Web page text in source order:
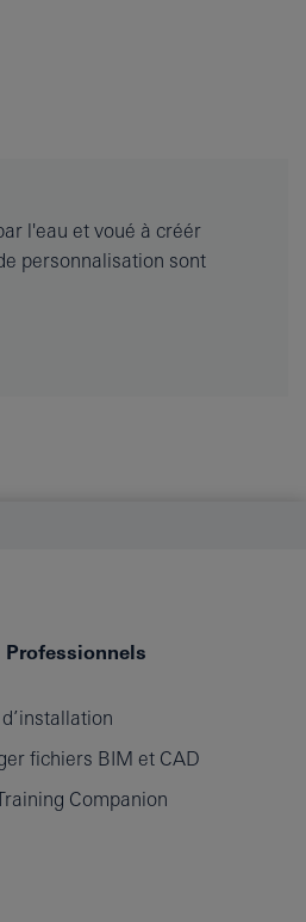
l'eau et voué à créér
personnalisation sont
Professionnels
fichiers BIM et CAD
Companion